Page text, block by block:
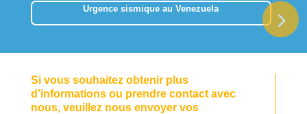
Urgence sismique au Venezuela
Si vous souhaitez obtenir plus
d’informations ou prendre contact avec
nous, veuillez nous envoyer vos